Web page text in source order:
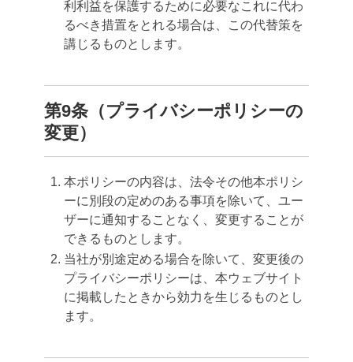
利利益を保護するために必要なこれに代わ
るべき措置をとれる場合は、この代替策を
講じるものとします。
第9条（プライバシーポリシーの
変更）
本ポリシーの内容は、法令その他本ポリシ
ーに別段の定めのある事項を除いて、ユー
ザーに通知することなく、変更することが
できるものとします。
当社が別途定める場合を除いて、変更後の
プライバシーポリシーは、本ウェブサイト
に掲載したときから効力を生じるものとし
ます。